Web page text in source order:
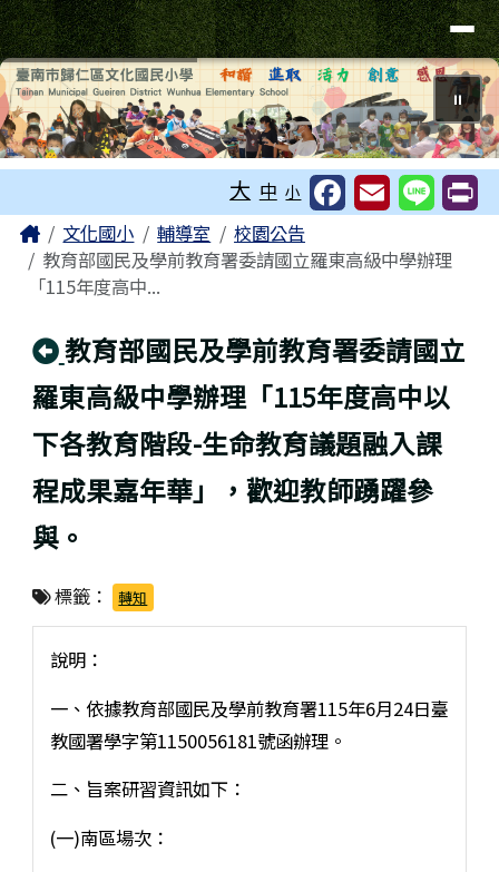
跳至主內容區
臺南市歸仁區文化國小全球資訊站
導覽列
⏸
大 中 小
主內容區域
Home文化國小 輔導室
校園公告
教育部國民及學前教育署委請國立羅東高級中學辦理
「115年度高中...
回上頁
教育部國民及學前教育署委請國立
羅東高級中學辦理「115年度高中以
下各教育階段-生命教育議題融入課
程成果嘉年華」，歡迎教師踴躍參
與。
標籤： 轉知
說明：
一、依據教育部國民及學前教育署115年6月24日臺
教國署學字第1150056181號函辦理。
二、旨案研習資訊如下：
(一)南區場次：
頁尾區域